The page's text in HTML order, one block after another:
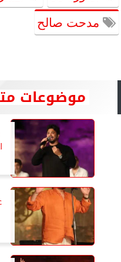
مدحت صالح
موضوعات